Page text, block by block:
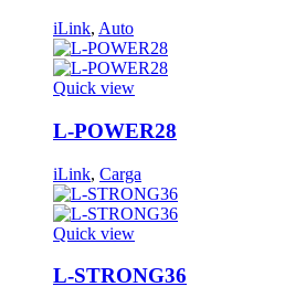
iLink, Auto
Quick view
L-POWER28
iLink, Carga
Quick view
L-STRONG36